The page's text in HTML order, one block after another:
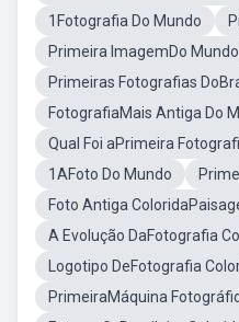
1Fotografia Do Mundo
Primeira ImagemDo Mundo
Primeiras Fotografias
FotografiaMais Antiga Do
Qual Foi aPrimeira
1AFoto Do Mundo
Foto Antiga
A Evolução DaFotografia
Logotipo DeFotografia
PrimeiraMáquina